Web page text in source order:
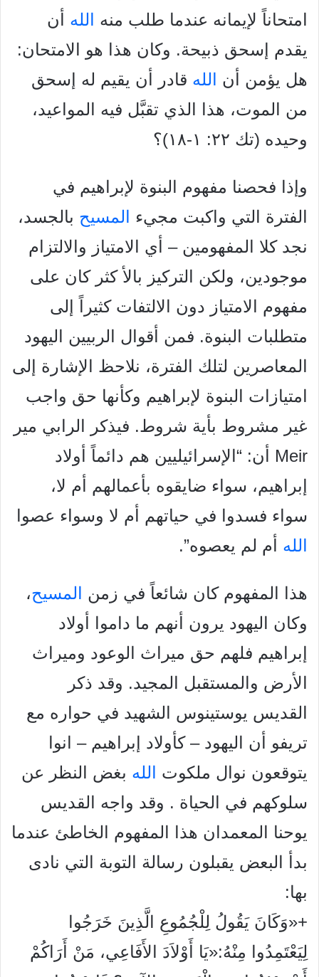
امتحاناً لإيمانه عندما طلب منه
الله أن
يقدم إسحق ذبيحة. وكان هذا هو الامتحان:
هل يؤمن أن
الله قادر أن يقيم له إسحق
من الموت، هذا الذي تقبَّل فيه المواعيد،
وحيده (تك ٢٢: ١-١٨)؟
وإذا فحصنا مفهوم البنوة لإبراهيم في
الفترة التي واكبت مجيء
المسيح بالجسد،
نجد كلا المفهومين – أي الامتياز والالتزام
موجودين، ولكن التركيز بالأ كثر كان على
مفهوم الامتياز دون الالتفات كثيراً إلى
متطلبات البنوة. فمن أقوال الربيين اليهود
المعاصرين لتلك الفترة، نلاحظ الإشارة إلى
امتيازات البنوة لإبراهيم وكأنها حق واجب
غير مشروط بأية شروط. فيذكر الرابي مير
Meir أن: “الإسرائيليين هم دائماً أولاد
إبراهيم، سواء ضايقوه بأعمالهم أم لا،
سواء فسدوا في حياتهم أم لا وسواء عصوا
الله أم لم يعصوه”.
هذا المفهوم كان شائعاً في زمن المسيح،
وكان اليهود يرون أنهم ما داموا أولاد
إبراهيم فلهم حق ميراث الوعود وميراث
الأرض والمستقبل المجيد. وقد ذكر
القديس يوستينوس الشهيد في حواره مع
تريفو أن اليهود – كأولاد إبراهيم – انوا
يتوقعون نوال ملكوت
الله بغض النظر عن
سلوكهم في الحياة . وقد واجه القديس
يوحنا المعمدان هذا المفهوم الخاطئ عندما
بدأ البعض يقبلون رسالة التوبة التي نادى
بها:
+«وَكَانَ يَقُولُ لِلْجُمُوعِ الَّذِينَ خَرَجُوا
لِيَعْتَمِدُوا مِنْهُ:«يَا أَوْلاَدَ الأَفَاعِي، مَنْ أَرَاكُمْ